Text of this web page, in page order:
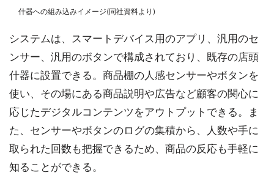
什器への組み込みイメージ(同社資料より)
システムは、スマートデバイス用のアプリ、汎用のセ
ンサー、汎用のボタンで構成されており、既存の店頭
什器に設置できる。商品棚の人感センサーやボタンを
使い、その場にある商品説明や広告など顧客の関心に
応じたデジタルコンテンツをアウトプットできる。ま
た、センサーやボタンのログの集積から、人数や手に
取られた回数も把握できるため、商品の反応も手軽に
知ることができる。